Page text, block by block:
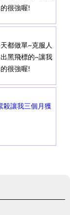
很強喔!
都做單~克服人
黑飛標的~讓我
很強喔!
殺讓我三個月獲